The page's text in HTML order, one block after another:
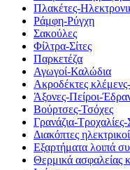
Πλακέτες-
Ράμφη-Ρύγχη
Σακούλες
Φίλτρα-Σίτες
Παρκετέζα
Αγωγοί-Καλώδια
Ακροδέκτες
Άξονες-Πείροι-
Βούρτσες-Τσόχες
Γρανάζια-
Διακόπτες
Εξαρτήματα λοιπά
Θερμικά ασφαλείας